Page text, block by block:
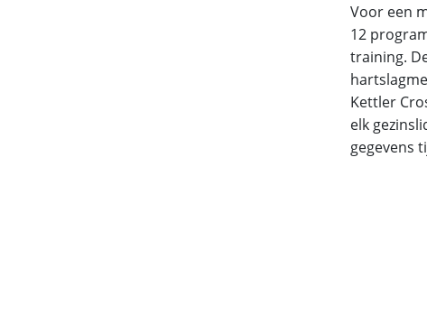
Voor een
12
training.
Kettler
elk
gegevens